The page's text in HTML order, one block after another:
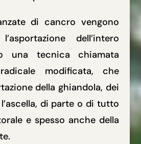
di cancro vengono
dell’intero
una tecnica chiamata
modificata, che
della ghiandola, dei
di parte o di tutto
e spesso anche della